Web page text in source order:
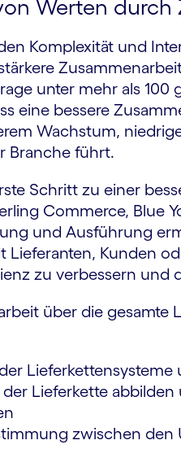
Werten durch
Komplexität und
unter mehr als
eine bessere
Wachstum,
Branche führt.
Schritt zu einer
Commerce, Blue
und Ausführung
Lieferanten, Kunden
zu verbessern und
über die gesamte
Lieferkettensysteme
Lieferkette
zwischen